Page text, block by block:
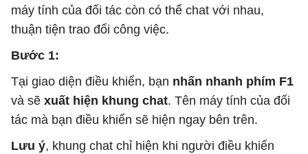
máy tính của đối tác còn có thể chat với nhau,
thuận tiện trao đổi công việc.
Bước 1:
Tại giao diện điều khiển, bạn nhấn nhanh phím F1
và sẽ xuất hiện khung chat. Tên máy tính của đối
tác mà bạn điều khiển sẽ hiện ngay bên trên.
Lưu ý, khung chat chỉ hiện khi người điều khiển